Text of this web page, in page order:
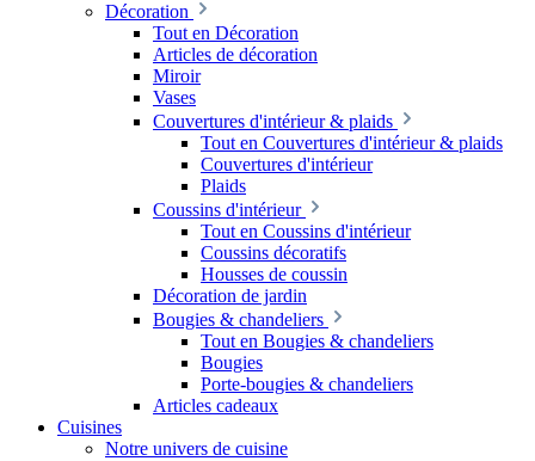
Décoration
Tout en Décoration
Articles de décoration
Miroir
Vases
Couvertures d'intérieur & plaids
Tout en Couvertures d'intérieur & plaids
Couvertures d'intérieur
Plaids
Coussins d'intérieur
Tout en Coussins d'intérieur
Coussins décoratifs
Housses de coussin
Décoration de jardin
Bougies & chandeliers
Tout en Bougies & chandeliers
Bougies
Porte-bougies & chandeliers
Articles cadeaux
Cuisines
Notre univers de cuisine